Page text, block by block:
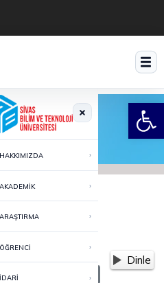
Translate
HAKKIMIZDA ›
AKADEMİK ›
ARAŞTIRMA ›
ÖĞRENCİ ›
İDARİ ›
Dinle